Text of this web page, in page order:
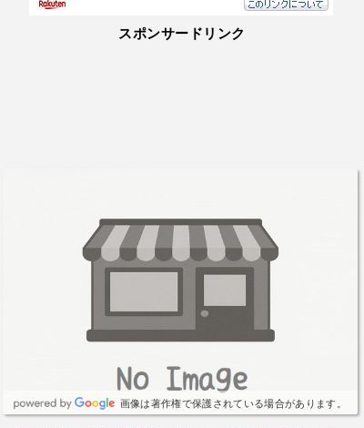
スポンサードリンク
画像は著作権で保護されている場合があります。